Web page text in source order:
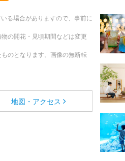
る場合がありますので、事前に
の開花・見頃期間などは変更
のとなります。画像の無断転
地図・アクセス